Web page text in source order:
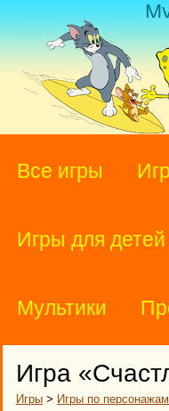
Все игры
Игры для детей
Мультики
Игра
Игры > Игры по персонажам